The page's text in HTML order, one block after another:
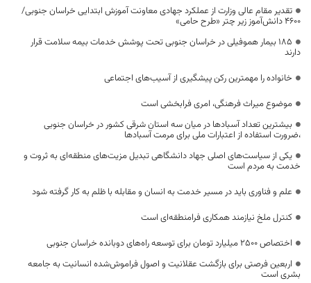
تقدیر مقام عالی وزارت از عملکرد جهادی معاونت آموزش ابتدایی خراسان جنوبی/
۴۶۰۰ دانش‌آموز زیر چتر «طرح حامی»
۱۸۵ بیمار هموفیلی در خراسان جنوبی تحت پوشش خدمات بیمه سلامت قرار
دارند
خانواده را مهمترین رکن پیشگیری از آسیب‌های اجتماعی
موضوع میراث فرهنگی، امری فرابخشی است
بیشترین تعداد آسبادها در میان سه استان شرقی کشور در خراسان جنوبی
،ضرورت استفاده از اعتبارات ملی برای مرمت آسبادها
یکی از سیاست‌های اصلی جهاد دانشگاهی تبدیل مزیت‌های منطقه‌ای به ثروت و
خدمت به مردم است
علم و فناوری باید در مسیر خدمت به انسان و مقابله با ظلم به کار گرفته شود
کنترل ملخ نیازمند همکاری فرامنطقه‌ای است
اختصاص 2500 میلیارد تومان برای توسعه راه‌های دوبانده خراسان جنوبی
اربعین فرصتی برای بازگشت عقلانیت و اصول فراموش‌شده انسانیت به جامعه
بشری است